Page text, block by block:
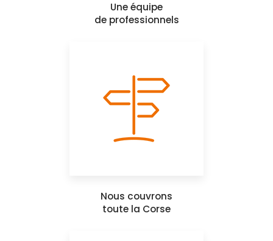
Une équipe
de professionnels
Nous couvrons
toute la Corse